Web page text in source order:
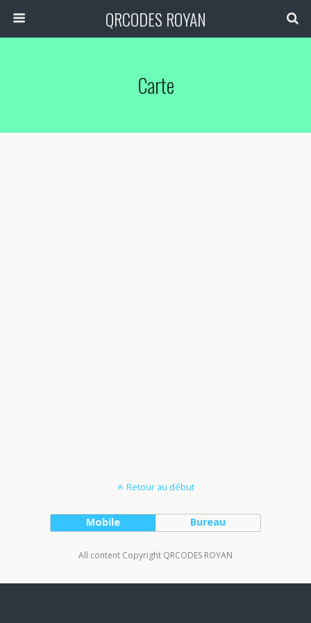
QRCODES ROYAN
Carte
Retour au début
Mobile Bureau
All content Copyright QRCODES ROYAN